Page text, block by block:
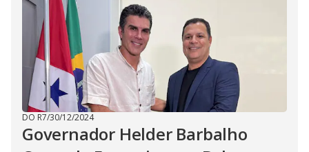
DO R7/30/12/2024
Governador Helder Barbalho